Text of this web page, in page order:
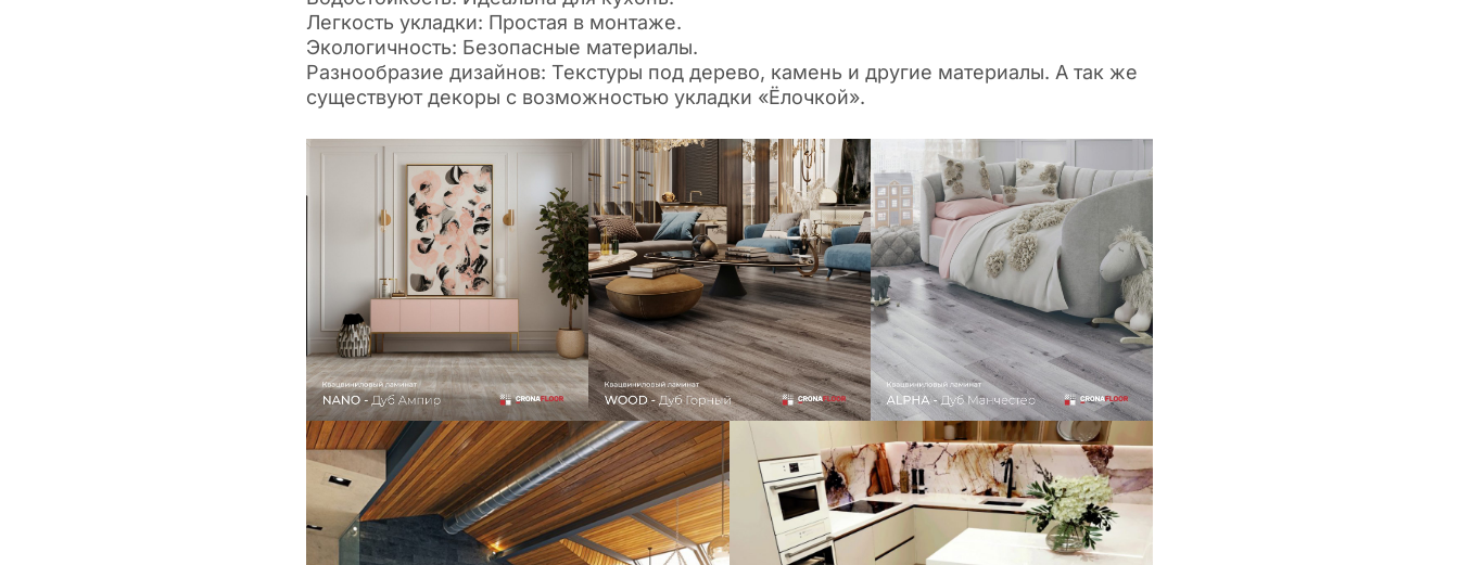
Легкость укладки: Простая в монтаже.
Экологичность: Безопасные материалы.
Разнообразие дизайнов: Текстуры под дерево, камень и другие материалы. А так же
существуют декоры с возможностью укладки «Ёлочкой».